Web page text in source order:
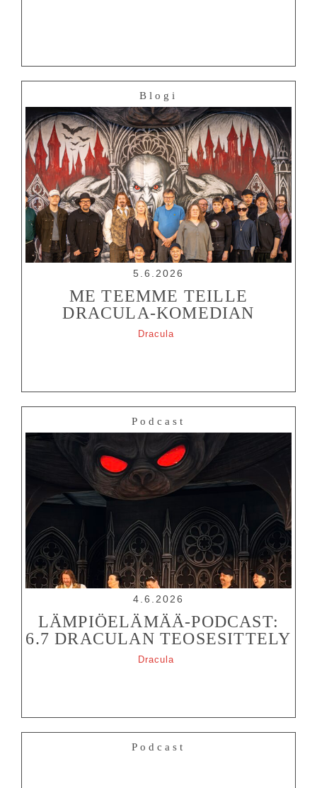
OHJELMISTO
AIKATAULUT
RYHMILLE
PALVELUT
TEATTERI
KESÄTEATTERI
YHTEYS
Tiedotteet—Medialle
Tietosuojalausunto
Blogi
5.6.2026
ME TEEMME TEILLE
DRACULA-KOMEDIAN
Dracula
Podcast
4.6.2026
LÄMPIÖELÄMÄÄ-PODCAST:
6.7 DRACULAN TEOSESITTELY
Dracula
Podcast